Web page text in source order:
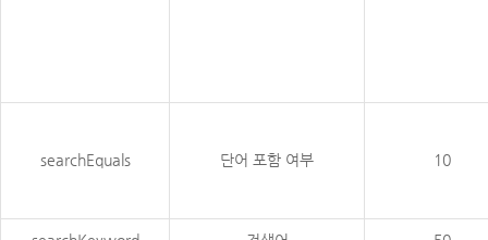
searchEquals 단어 포함 여부 10